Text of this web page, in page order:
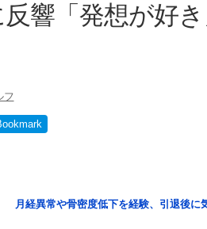
響「発想が好き
フ
月経異常や骨密度低下を経験、引退後に